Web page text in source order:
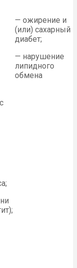
— ожирение и
(или) сахарный
диабет;
— нарушение
липидного
обмена